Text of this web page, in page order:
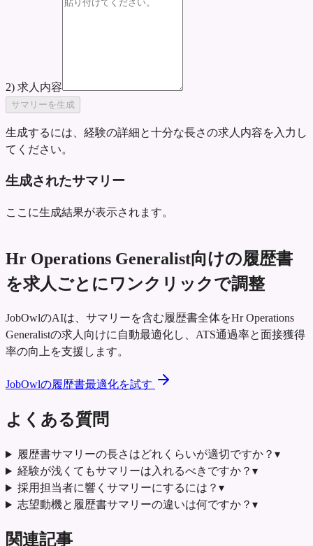
2) 求人内容
サマリーを生成
生成するには、経験の詳細と十分な長さの求人内容を入力し
てください。
生成されたサマリー
ここに生成結果が表示されます。
Hr Operations Generalist向けの履歴書
を求人ごとにワンクリックで調整
JobOwlのAIは、サマリーを含む履歴書全体をHr Operations
Generalistの求人向けに自動最適化し、ATS通過率と面接獲得
率の向上を支援します。
JobOwlの履歴書最適化を試す
よくある質問
履歴書サマリーの長さはどれくらいが適切ですか？ ▾
経験が浅くてもサマリーは入れるべきですか？ ▾
採用担当者に響くサマリーにするには？ ▾
志望動機と履歴書サマリーの違いは何ですか？ ▾
関連記事